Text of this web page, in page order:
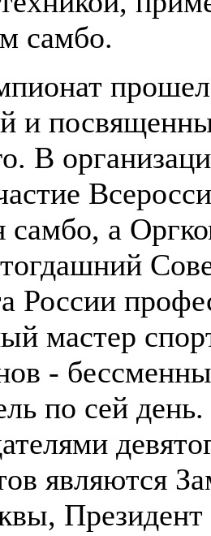
самбо.
и
В
самбо, а
России
мастер
-
по сей день.
являются
Президент